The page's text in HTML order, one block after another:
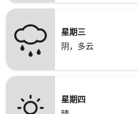
星期三
阴，多云
星期四